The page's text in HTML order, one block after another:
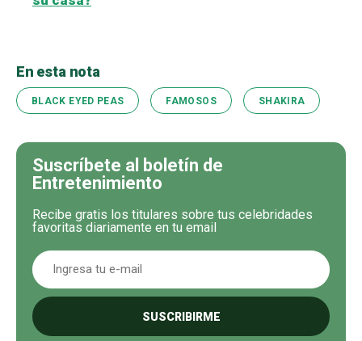
En esta nota
BLACK EYED PEAS FAMOSOS SHAKIRA
Suscríbete al boletín de
Entretenimiento
Recibe gratis los titulares sobre tus celebridades
favoritas diariamente en tu email
SUSCRIBIRME